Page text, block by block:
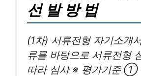
선 발 방 법
(1차) 서류전형 자기소개
류를 바탕으로 서류전형
따라 심사 ※ 평가기준 ①